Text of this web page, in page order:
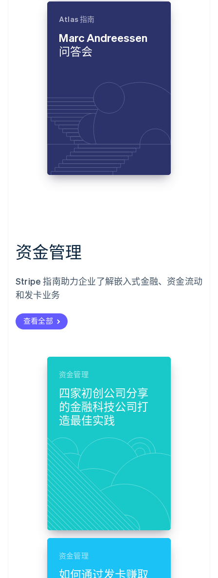
Atlas 指南
Marc Andreessen
问答会
资金管理
Stripe 指南助力企业了解嵌入式金融、资金流动
和发卡业务
查看全部
资金管理
四家初创公司分享
的金融科技公司打
造最佳实践
资金管理
如何通过发卡赚取